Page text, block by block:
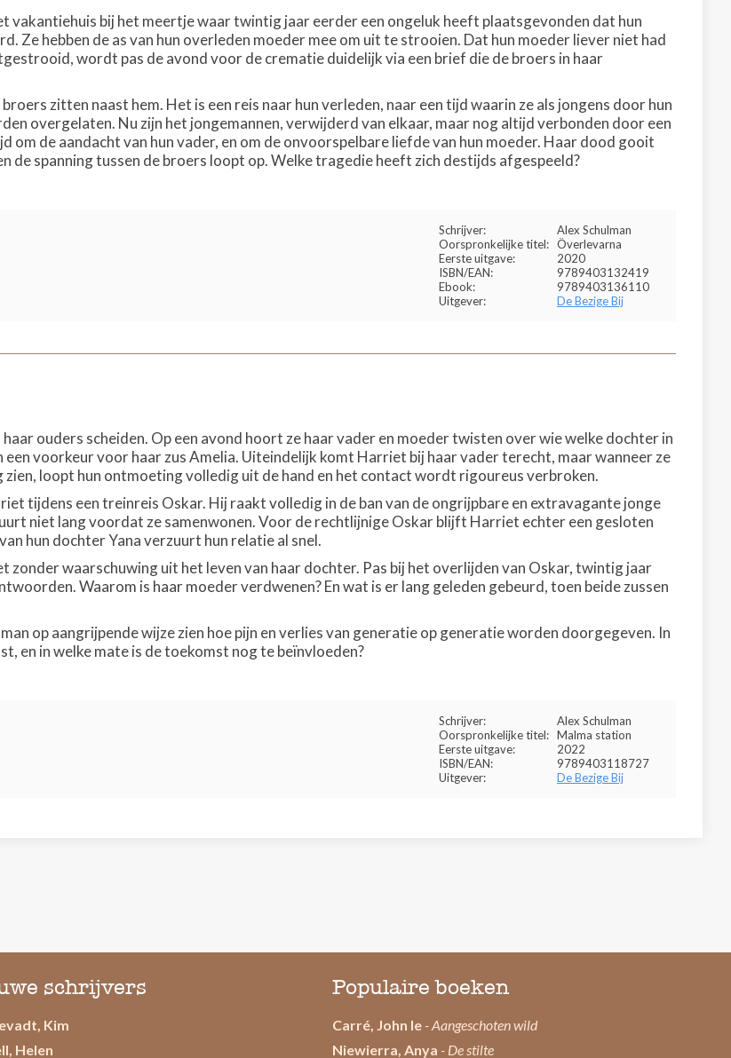
vakantiehuis bij het meertje waar twintig jaar eerder een ongeluk heeft plaatsgevonden dat hun
Ze hebben de as van hun overleden moeder mee om uit te strooien. Dat hun moeder liever niet had
wordt pas de avond voor de crematie duidelijk via een brief die de broers in haar
zitten naast hem. Het is een reis naar hun verleden, naar een tijd waarin ze als jongens door hun
overgelaten. Nu zijn het jongemannen, verwijderd van elkaar, maar nog altijd verbonden door een
om de aandacht van hun vader, en om de onvoorspelbare liefde van hun moeder. Haar dood gooit
de spanning tussen de broers loopt op. Welke tragedie heeft zich destijds afgespeeld?
Schrijver:
Alex Schulman
Oorspronkelijke titel: Överlevarna
Eerste uitgave:
2020
ISBN/EAN:
9789403132419
Ebook:
9789403136110
Uitgever:
De Bezige Bij
ouders scheiden. Op een avond hoort ze haar vader en moeder twisten over wie welke dochter in
een voorkeur voor haar zus Amelia. Uiteindelijk komt Harriet bij haar vader terecht, maar wanneer ze
zien, loopt hun ontmoeting volledig uit de hand en het contact wordt rigoureus verbroken.
tijdens een treinreis Oskar. Hij raakt volledig in de ban van de ongrijpbare en extravagante jonge
niet lang voordat ze samenwonen. Voor de rechtlijnige Oskar blijft Harriet echter een gesloten
hun dochter Yana verzuurt hun relatie al snel.
zonder waarschuwing uit het leven van haar dochter. Pas bij het overlijden van Oskar, twintig jaar
Waarom is haar moeder verdwenen? En wat is er lang geleden gebeurd, toen beide zussen
op aangrijpende wijze zien hoe pijn en verlies van generatie op generatie worden doorgegeven. In
en in welke mate is de toekomst nog te beïnvloeden?
Schrijver:
Alex Schulman
Oorspronkelijke titel: Malma station
Eerste uitgave:
2022
ISBN/EAN:
9789403118727
Uitgever:
De Bezige Bij
schrijvers
Kim
Helen
Populaire boeken
Carré, John le - Aangeschoten wild
Niewierra, Anya - De stilte